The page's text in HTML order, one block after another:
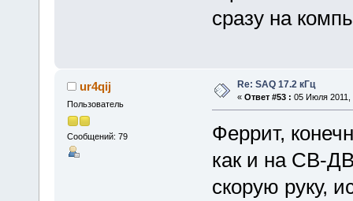
сразу на
ur4qij
Пользователь
Сообщений: 79
Re: SAQ 17.2 кГц
« Ответ #53 : 05 Июля 2011,
Феррит,
как и на СВ-
скорую руку,